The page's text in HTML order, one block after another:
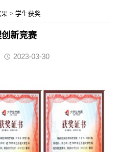
> 学生获奖
新竞赛
2023-03-30